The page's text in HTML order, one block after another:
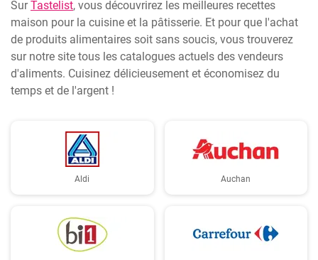
SurTastelist, vous découvrirez les meilleures recettes
maison pour la cuisine et la pâtisserie. Et pour que l'achat
de produits alimentaires soit sans soucis, vous trouverez
sur notre site tous les catalogues actuels des vendeurs
d'aliments. Cuisinez délicieusement et économisez du
temps et de l'argent !
Aldi Auchan